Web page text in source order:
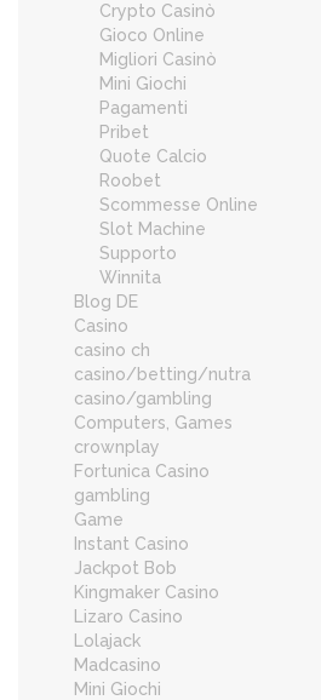
Crypto Casinò
Gioco Online
Migliori Casinò
Mini Giochi
Pagamenti
Pribet
Quote Calcio
Roobet
Scommesse Online
Slot Machine
Supporto
Winnita
Blog DE
Casino
casino ch
casino/betting/nutra
casino/gambling
Computers, Games
crownplay
Fortunica Casino
gambling
Game
Instant Casino
Jackpot Bob
Kingmaker Casino
Lizaro Casino
Lolajack
Madcasino
Mini Giochi